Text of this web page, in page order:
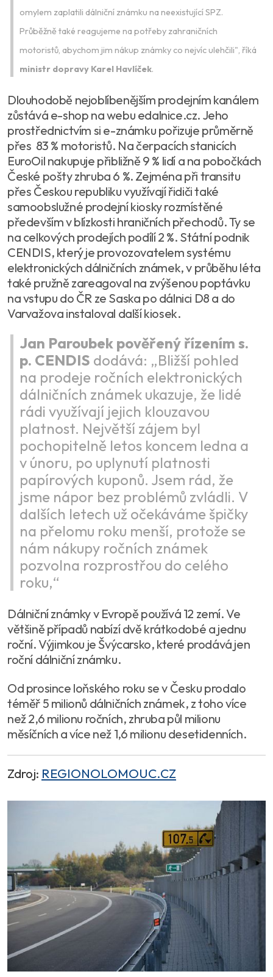
omylem zaplatili dálniční známku na neexistující SPZ.
Průběžně také reagujeme na potřeby zahraničních
motoristů, abychom jim nákup známky co nejvíc ulehčili", říká
ministr dopravy Karel Havlíček.
Dlouhodobě nejoblíbenějším prodejním kanálem
zůstává e-shop na webu edalnice.cz. Jeho
prostřednictvím si e-známku pořizuje průměrně
přes 83 % motoristů. Na čerpacích stanicích
EuroOil nakupuje přibližně 9 % lidí a na pobočkách
České pošty zhruba 6 %. Zejména při transitu
přes Českou republiku využívají řidiči také
samoobslužné prodejní kiosky rozmístěné
především v blízkosti hraničních přechodů. Ty se
na celkových prodejích podílí 2 %. Státní podnik
CENDIS, který je provozovatelem systému
elektronických dálničních známek, v průběhu léta
také pružně zareagoval na zvýšenou poptávku
na vstupu do ČR ze Saska po dálnici D8 a do
Varvažova instaloval další kiosek.
Jan Paroubek pověřený řízením s.
p. CENDIS dodává: „Bližší pohled
na prodeje ročních elektronických
dálničních známek ukazuje, že lidé
rádi využívají jejich klouzavou
platnost. Největší zájem byl
pochopitelně letos koncem ledna a
v únoru, po uplynutí platnosti
papírových kuponů. Jsem rád, že
jsme nápor bez problémů zvládli. V
dalších letech už očekáváme špičky
na přelomu roku menší, protože se
nám nákupy ročních známek
pozvolna rozprostřou do celého
roku,“
Dálniční známky v Evropě používá 12 zemí. Ve
většině případů nabízí dvě krátkodobé a jednu
roční. Výjimkou je Švýcarsko, které prodává jen
roční dálniční známku.
Od prosince loňského roku se v Česku prodalo
téměř 5 milionů dálničních známek, z toho více
než 2,6 milionu ročních, zhruba půl milionu
měsíčních a více než 1,6 milionu desetidenních.
Zdroj: REGIONOLOMOUC.CZ